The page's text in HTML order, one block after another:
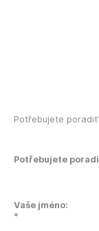
Potřebujete
Potřebujete
Vaše jméno:
*